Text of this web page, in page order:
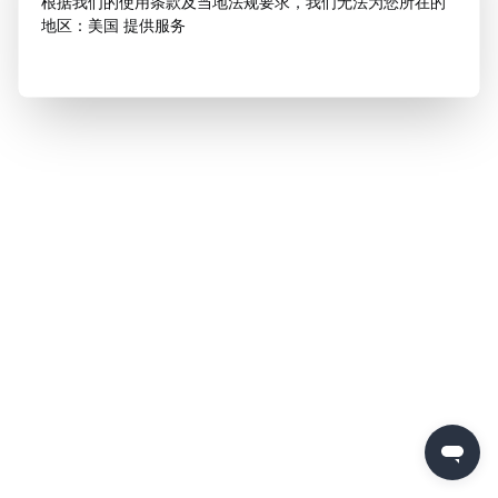
地区：美国 提供服务